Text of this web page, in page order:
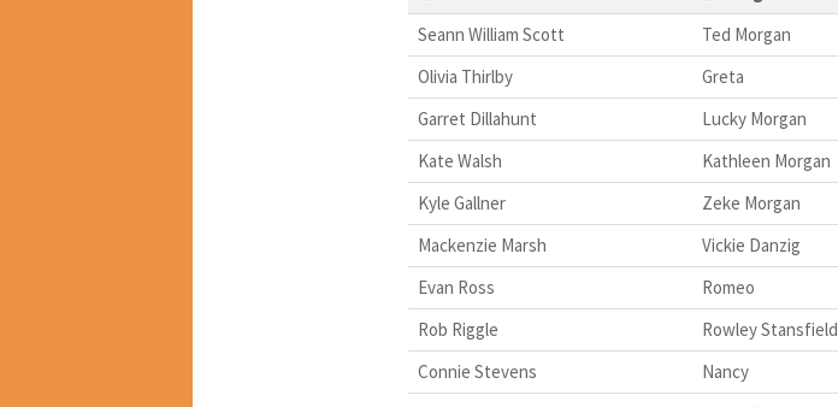
Seann William Scott
Ted Morgan
Olivia Thirlby
Greta
Garret Dillahunt
Lucky Morgan
Kate Walsh
Kathleen Morgan
Kyle Gallner
Zeke Morgan
Mackenzie Marsh
Vickie Danzig
Evan Ross
Romeo
Rob Riggle
Rowley Stansfield
Connie Stevens
Nancy